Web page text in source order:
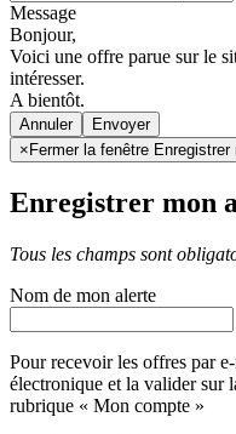
Message
Bonjour,
Voici une offre parue sur le
intéresser.
A bientôt.
Annuler
× Fermer la fenêtre Enregistrer
Enregistrer mon
Tous les champs sont
Nom de mon alerte
Pour recevoir les offres par
électronique et la valider sur
rubrique « Mon compte »